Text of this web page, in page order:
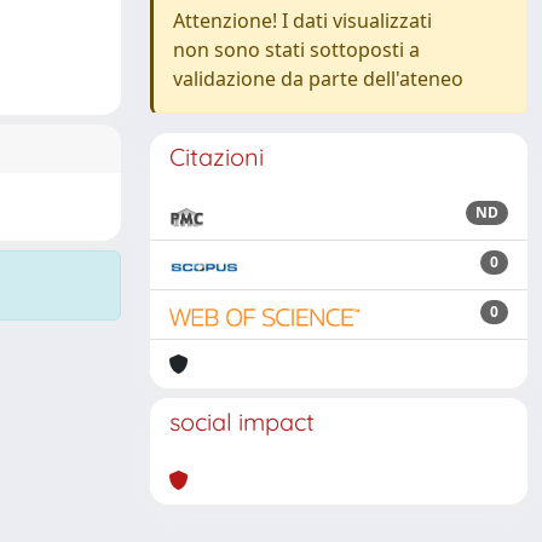
Attenzione! I dati visualizzati
non sono stati sottoposti a
validazione da parte dell'ateneo
Citazioni
ND
0
0
social impact